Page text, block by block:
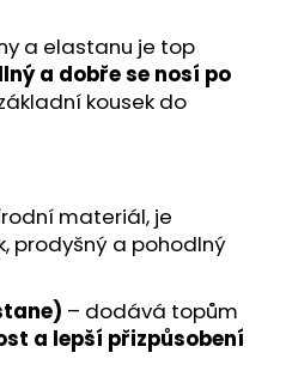
a elastanu je top
a dobře se nosí po
kousek do
materiál, je
prodyšný a pohodlný
– dodává topům
a lepší přizpůsobení